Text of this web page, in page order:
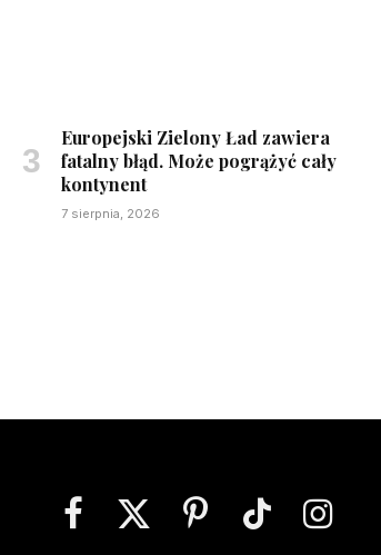
Europejski Zielony Ład zawiera
fatalny błąd. Może pogrążyć cały
kontynent
7 sierpnia, 2026
Facebook
X
PinterestTikTok